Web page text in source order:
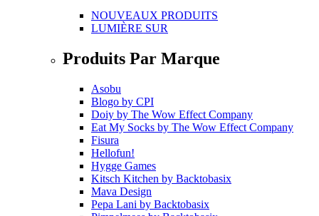
NOUVEAUX PRODUITS
LUMIÈRE SUR
Produits Par Marque
Asobu
Blogo by CPI
Doiy by The Wow Effect Company
Eat My Socks by The Wow Effect Company
Fisura
Hellofun!
Hygge Games
Kitsch Kitchen by Backtobasix
Mava Design
Pepa Lani by Backtobasix